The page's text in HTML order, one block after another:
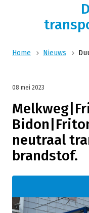
Home Nieuws
neutraal
brandstof.
08 mei 2023